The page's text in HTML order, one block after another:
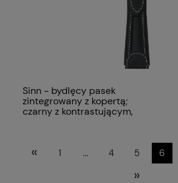
Sinn - bydlęcy pasek
zintegrowany z kopertą;
czarny z kontrastującym,
« 1 ... 4 5 6
»